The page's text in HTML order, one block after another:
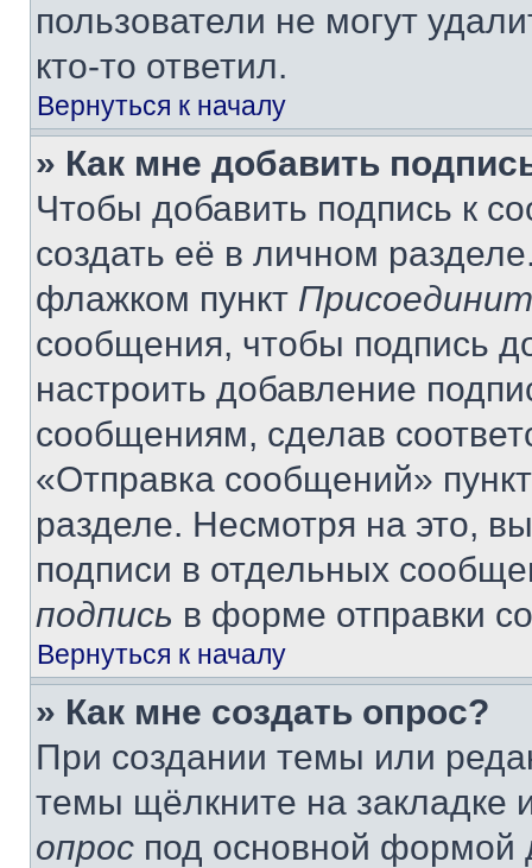
пользователи не могут
кто-то ответил.
Вернуться к началу
» Как мне добавить
Чтобы добавить подпись к
создать её в личном
флажком пункт
сообщения, чтобы подпись
настроить добавление
сообщениям, сделав
«Отправка сообщений»
разделе. Несмотря на это,
подписи в отдельных
подпись в форме отправки
Вернуться к началу
» Как мне создать опрос?
При создании темы или
темы щёлкните на
опрос под основной формой